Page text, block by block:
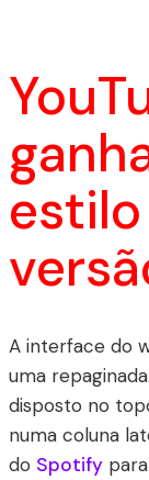
A interface do
uma
disposto no
numa coluna
do Spotify